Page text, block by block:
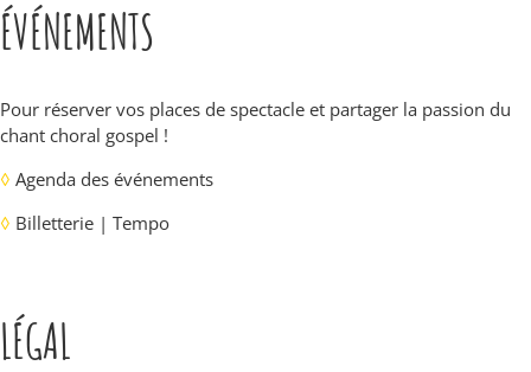
ÉVÉNEMENTS
Pour réserver vos places de spectacle et partager la passion du
chant choral gospel !
◊ Agenda des événements
◊ Billetterie | Tempo
LÉGAL